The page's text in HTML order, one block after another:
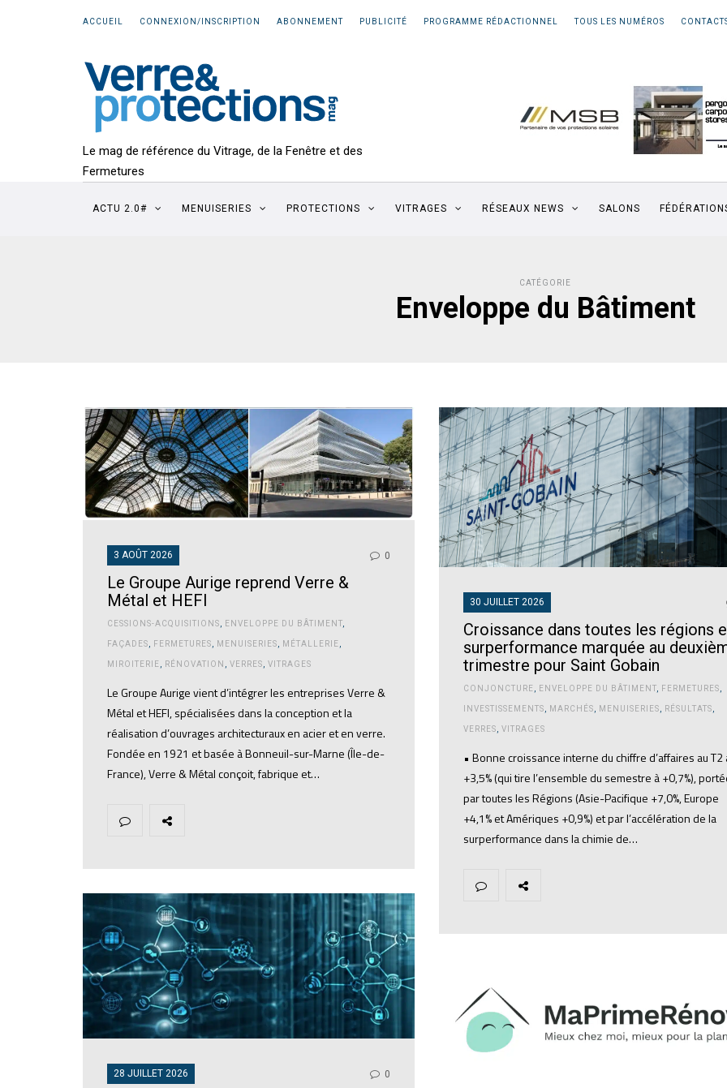
ACCUEIL CONNEXION/INSCRIPTION ABONNEMENT PUBLICITÉ PROGRAMME RÉDACTIONNEL TOUS LES NUMÉROS
Le mag de référence du Vitrage, de la Fenêtre et des
Fermetures
ACTU 2.0# MENUISERIES PROTECTIONS VITRAGES RÉSEAUX NEWS SALONS
CATÉGORIE
Enveloppe du Bâtiment
3 AOÛT 2026 0
Le Groupe Aurige reprend Verre &
Métal et HEFI
CESSIONS-ACQUISITIONS ENVELOPPE DU BÂTIMENT
FAÇADES FERMETURES MENUISERIES MÉTALLERIE
MIROITERIE RÉNOVATION VERRES VITRAGES
Le Groupe Aurige vient d’intégrer les entreprises Verre &
Métal et HEFI, spécialisées dans la conception et la
réalisation d’ouvrages architecturaux en acier et en verre.
Fondée en 1921 et basée à Bonneuil-sur-Marne (Île-de-
France), Verre & Métal conçoit, fabrique et…
30 JUILLET 2026
Croissance dans toutes les régions
surperformance marquée au
trimestre pour Saint Gobain
CONJONCTURE ENVELOPPE DU BÂTIMENT, FERMETURES
INVESTISSEMENTS MARCHÉS MENUISERIES RÉSULTATS
VERRES VITRAGES
• Bonne croissance interne du chiffre d’affaires au T2
+3,5% (qui tire l’ensemble du semestre à +0,7%),
par toutes les Régions (Asie-Pacifique +7,0%, Europe
+4,1% et Amériques +0,9%) et par l’accélération de la
surperformance dans la chimie de…
28 JUILLET 2026 0